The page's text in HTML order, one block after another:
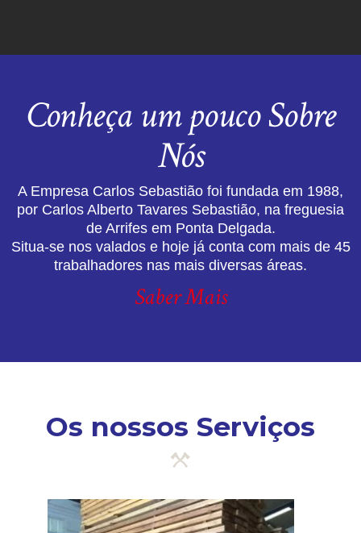
Conheça um pouco Sobre
Nós
A Empresa Carlos Sebastião foi fundada em 1988,
por Carlos Alberto Tavares Sebastião, na freguesia
de Arrifes em Ponta Delgada.
Situa-se nos valados e hoje já conta com mais de 45
trabalhadores nas mais diversas áreas.
Saber Mais
Os nossos Serviços